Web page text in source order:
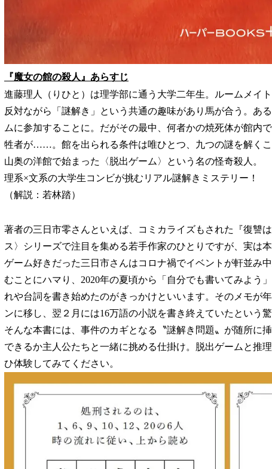
『魔女の館の殺人』あらすじ
進藤理人（りひと）は理学部に通う大学二年生。ルームメイ
反対ながら「謎解き」という共通の趣味があり馬が合う。あ
ムに参加することに。だがその最中、何者かの焼死体が館内
牲者が……。館を出られる条件は唯ひとつ、九つの謎を解く
山奥の洋館で始まった〈脱出ゲーム〉という名の怪奇殺人。
理系×文系の大学生コンビが挑むリアル謎解きミステリー！
（解説：若林踏）
著者の三日市零さんといえば、コミカライズもされた『復讐
ス〉シリーズで注目を集める若手作家のひとりですが、実は
ゲーム好きだった三日市さんはコロナ禍でイベントが軒並み
むことにハマり、2020年の夏頃から「自分でも書いてみよう
れや台詞を書き始めたのがきっかけといいます。そのメモが
ンに移し、翌２月には16万語の小説を書き終えていたという
そんな本書には、事件のカギとなる〝謎解き問題〟が随所に
できるか主人公たちと一緒に挑める仕掛け。脱出ゲームと推
ひ体験してみてください。